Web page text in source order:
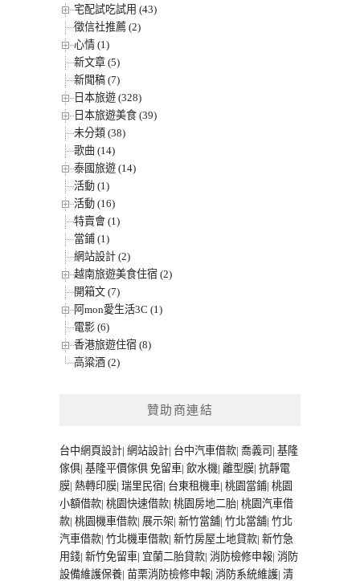
宅配試吃試用 (43)
徵信社推薦 (2)
心情 (1)
新文章 (5)
新聞稿 (7)
日本旅遊 (328)
日本旅遊美食 (39)
未分類 (38)
歌曲 (14)
泰國旅遊 (14)
活動 (1)
活動 (16)
特賣會 (1)
當鋪 (1)
網站設計 (2)
越南旅遊美食住宿 (2)
開箱文 (7)
阿mon愛生活3C (1)
電影 (6)
香港旅遊住宿 (8)
高粱酒 (2)
贊助商連結
台中網頁設計| 網站設計| 台中汽車借款| 喬義司 | 基隆
傢俱| 基隆平價傢俱 免留車| 飲水機| 離型膜| 抗靜電
膜| 熱轉印膜| 瑞里民宿| 台東租機車| 桃園當鋪| 桃園
小額借款| 桃園快速借款| 桃園房地二胎| 桃園汽車借
款| 桃園機車借款| 展示架| 新竹當舖| 竹北當舖| 竹北
汽車借款| 竹北機車借款| 新竹房屋土地貸款| 新竹急
用錢| 新竹免留車| 宜蘭二胎貸款| 消防檢修申報| 消防
設備維護保養| 苗栗消防檢修申報| 消防系統維護| 清